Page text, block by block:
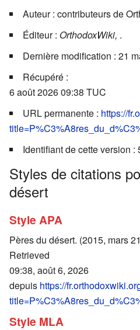
Auteur : contributeurs de
Éditeur : OrthodoxWiki, .
Dernière modification : 21
Récupéré :
6 août 2026 09:38 TUC
URL permanente : https://
Identifiant de cette version :
Styles de citations
désert
Style APA
Pères du désert. (2015, mars
Retrieved
09:38, août 6, 2026
depuis https://
Style MLA